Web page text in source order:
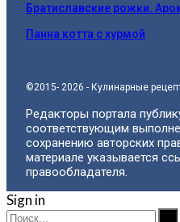
Братиславские рожки.
Панна котта с хурмой
©2015- 2026 - Кулинарные
Редакторы портала
соответствующим
сохранению авторских
материале указывается
правообладателя.
Sign in